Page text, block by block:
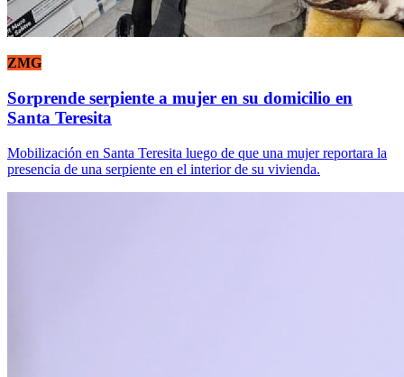
ZMG
Sorprende serpiente a mujer en su domicilio en
Santa Teresita
Mobilización en Santa Teresita luego de que una mujer reportara la
presencia de una serpiente en el interior de su vivienda.